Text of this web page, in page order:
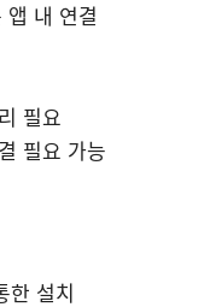
내 연결
필요
필요 가능
한 설치